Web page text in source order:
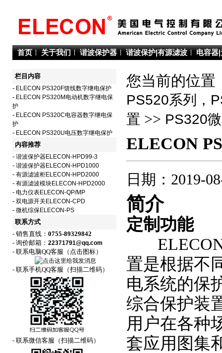
首页 关于我们 谐波保护器 谐波保护|有源滤波 电容器
栏目内容
- ELECON PS320F馈线数字继电保护
- ELECON PS320M电动机数字继电保
护
- ELECON PS320C电容器数字继电保
护
- ELECON PS320U电压数字继电保护
内容推荐
- 谐波保护器ELECON-HPD99-3
- 谐波保护器ELECON-HPD1000
- 有源滤波柜ELECON-HPD2000
- 有源滤波模块ELECON-HPD2000
- 电力仪表ELECON-QP/MP
- 双电源开关ELECON-CPD
- 微机综保ELECON-PS
联系方式
- 销售直线： 0755-89329842
- 询价邮箱： 22371791@qq.com
- 联系电脑QQ客服（点击图标）
- 联系手机QQ客服（扫描二维码）
- 联系微信客服（扫描二维码）
您当前的位
PS520系列，
置 >> PS320
ELECON
日期：2019-
简介
定制功能
置是根据不
电系统的保
综合保护装
用户在各种
套应用图集